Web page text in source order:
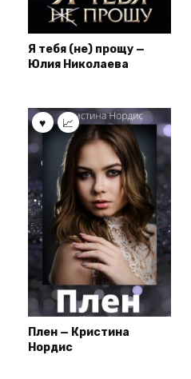
Я тебя (не) прощу —
Юлия Николаева
Плен — Кристина
Нордис